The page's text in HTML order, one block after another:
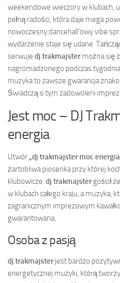
weekendowe wieczory w klubach,
pełną radości, która daje mega
nowoczesny dancehall’owy vibe
wydarzenie staje się udane.
serwuje dj trakmajstermożna się
nagromadzonego podczas
muzyka to zawsze gwarancja
Świadczą o tym zadowoleni
Jest moc – DJ
energia
Utwór„dj trakmajster moc
żartobliwa piosenka przy której
klubowicze. dj trakmajstergościł
w klubach całego kraju, a muzyka,
zagranicznym imprezowym
gwarantowana.
Osoba z pasją
dj trakmajsterjest bardzo
energetycznej muzyki, którą